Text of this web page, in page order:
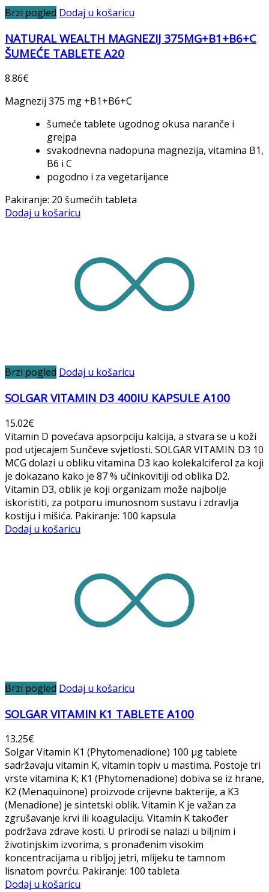
Brzi pogled Dodaj u košaricu
NATURAL WEALTH MAGNEZIJ 375MG+B1+B6+C
ŠUMEĆE TABLETE A20
8.86€
Magnezij 375 mg +B1+B6+C
šumeće tablete ugodnog okusa naranče i
grejpa
svakodnevna nadopuna magnezija, vitamina B1,
B6 i C
pogodno i za vegetarijance
Pakiranje: 20 šumećih tableta
Dodaj u košaricu
Brzi pogled Dodaj u košaricu
SOLGAR VITAMIN D3 400IU KAPSULE A100
15.02€
Vitamin D povećava apsorpciju kalcija, a stvara se u koži
pod utjecajem Sunčeve svjetlosti. SOLGAR VITAMIN D3 10
MCG dolazi u obliku vitamina D3 kao kolekalciferol za koji
je dokazano kako je 87 % učinkovitiji od oblika D2.
Vitamin D3, oblik je koji organizam može najbolje
iskoristiti, za potporu imunosnom sustavu i zdravlja
kostiju i mišića. Pakiranje: 100 kapsula
Dodaj u košaricu
Brzi pogled Dodaj u košaricu
SOLGAR VITAMIN K1 TABLETE A100
13.25€
Solgar Vitamin K1 (Phytomenadione) 100 µg tablete
sadržavaju vitamin K, vitamin topiv u mastima. Postoje tri
vrste vitamina K; K1 (Phytomenadione) dobiva se iz hrane,
K2 (Menaquinone) proizvode crijevne bakterije, a K3
(Menadione) je sintetski oblik. Vitamin K je važan za
zgrušavanje krvi ili koagulaciju. Vitamin K također
podržava zdrave kosti. U prirodi se nalazi u biljnim i
životinjskim izvorima, s pronađenim visokim
koncentracijama u ribljoj jetri, mlijeku te tamnom
lisnatom povrću. Pakiranje: 100 tableta
Dodaj u košaricu